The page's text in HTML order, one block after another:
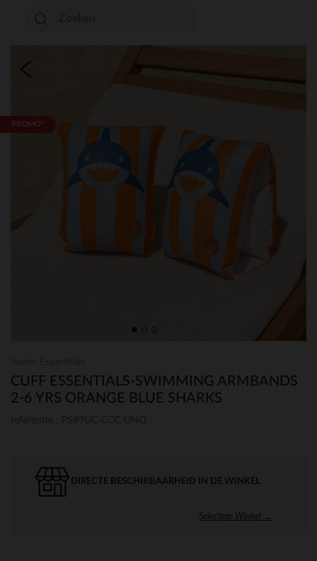
PROMO*
CUFF ESSENTIALS-SWIMMING ARMBANDS
2-6 YRS ORANGE BLUE SHARKS
DIRECTE BESCHIKBAARHEID IN DE WINKEL
Selecteer Winkel →